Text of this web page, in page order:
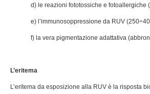
d) le reazioni fototossiche e fotoallergiche
e) l’immunosoppressione da RUV
f) la vera pigmentazione adattativa
L’eritema
L’eritema da esposizione alla RUV è la risposta